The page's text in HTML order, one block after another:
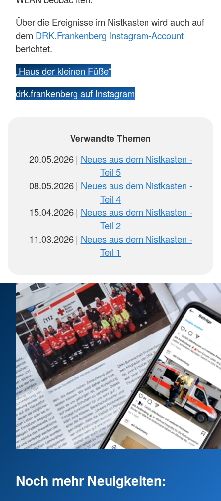
Über die Ereignisse im Nistkasten wird auch auf
dem DRK.Frankenberg Instagram-Account
berichtet.
„Haus der kleinen Füße“
drk.frankenberg auf Instagram
Verwandte Themen
20.05.2026
Neues aus dem Nistkasten -
Teil 5
08.05.2026
Neues aus dem Nistkasten -
Teil 4
15.04.2026
Neues aus dem Nistkasten -
Teil 2
11.03.2026
Neues aus dem Nistkasten -
Teil 1
Noch mehr Neuigkeiten: